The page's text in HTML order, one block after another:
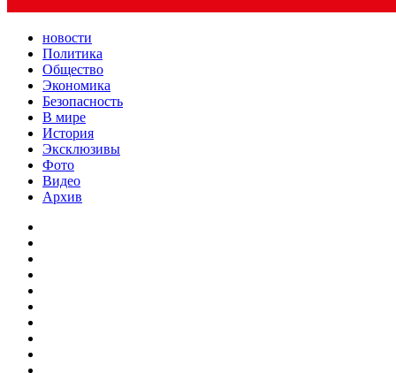
новости
Политика
Общество
Экономика
Безопасность
В мире
История
Эксклюзивы
Фото
Видео
Архив